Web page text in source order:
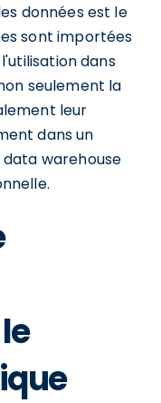
données est le
sont importées
dans
seulement la
leur
dans un
warehouse